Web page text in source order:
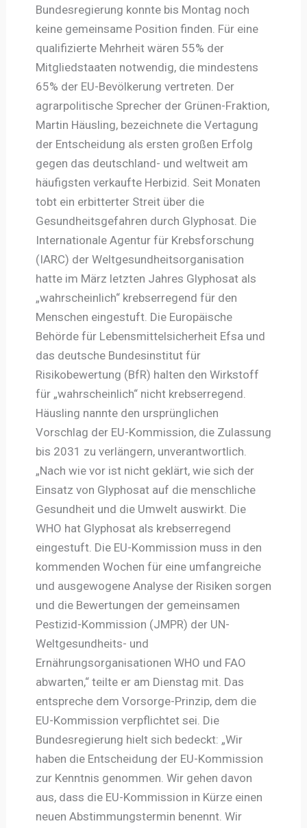
Bundesregierung konnte bis Montag noch
keine gemeinsame Position finden. Für eine
qualifizierte Mehrheit wären 55% der
Mitgliedstaaten notwendig, die mindestens
65% der EU-Bevölkerung vertreten. Der
agrarpolitische Sprecher der Grünen-Fraktion,
Martin Häusling, bezeichnete die Vertagung
der Entscheidung als ersten großen Erfolg
gegen das deutschland- und weltweit am
häufigsten verkaufte Herbizid. Seit Monaten
tobt ein erbitterter Streit über die
Gesundheitsgefahren durch Glyphosat. Die
Internationale Agentur für Krebsforschung
(IARC) der Weltgesundheitsorganisation
hatte im März letzten Jahres Glyphosat als
„wahrscheinlich“ krebserregend für den
Menschen eingestuft. Die Europäische
Behörde für Lebensmittelsicherheit Efsa und
das deutsche Bundesinstitut für
Risikobewertung (BfR) halten den Wirkstoff
für „wahrscheinlich“ nicht krebserregend.
Häusling nannte den ursprünglichen
Vorschlag der EU-Kommission, die Zulassung
bis 2031 zu verlängern, unverantwortlich.
„Nach wie vor ist nicht geklärt, wie sich der
Einsatz von Glyphosat auf die menschliche
Gesundheit und die Umwelt auswirkt. Die
WHO hat Glyphosat als krebserregend
eingestuft. Die EU-Kommission muss in den
kommenden Wochen für eine umfangreiche
und ausgewogene Analyse der Risiken sorgen
und die Bewertungen der gemeinsamen
Pestizid-Kommission (JMPR) der UN-
Weltgesundheits- und
Ernährungsorganisationen WHO und FAO
abwarten,“ teilte er am Dienstag mit. Das
entspreche dem Vorsorge-Prinzip, dem die
EU-Kommission verpflichtet sei. Die
Bundesregierung hielt sich bedeckt: „Wir
haben die Entscheidung der EU-Kommission
zur Kenntnis genommen. Wir gehen davon
aus, dass die EU-Kommission in Kürze einen
neuen Abstimmungstermin benennt. Wir